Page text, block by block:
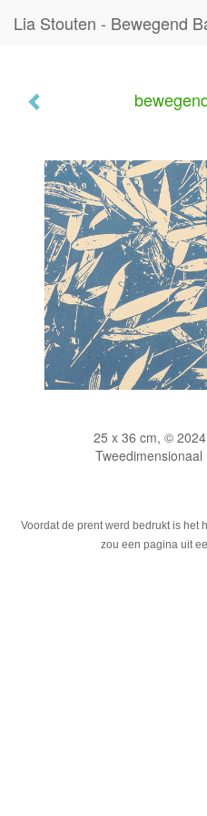
Lia Stouten - Bewegend
25 x 36 cm, ©
Voordat de prent werd bedrukt is het
zou een pagina uit